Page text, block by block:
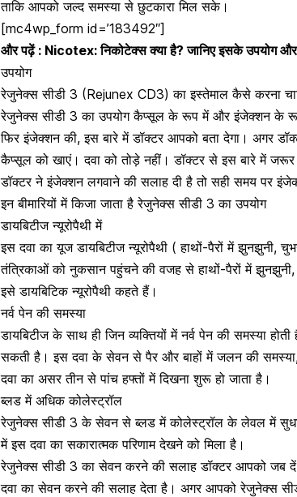
ताकि आपको जल्द समस्या से छुटकारा मिल सके।
[mc4wp_form id=’183492″]
और पढ़ें : Nicotex: निकोटेक्स क्या है? जानिए इसके उपयोग
उपयोग
रेजुनेक्स सीडी 3 (Rejunex CD3) का इस्तेमाल कैसे करना
रेजुनेक्स सीडी 3 का उपयोग कैप्सूल के रूप में और इंजेक्शन के
फिर इंजेक्शन की, इस बारे में डॉक्टर आपको बता देगा। अगर
कैप्सूल को खाएं। दवा को तोड़े नहीं। डॉक्टर से इस बारे में
डॉक्टर ने इंजेक्शन लगवाने की सलाह दी है तो सही समय पर
इन बीमारियों में किजा जाता है रेजुनेक्स सीडी 3 का उपयोग
डायबिटीज न्यूरोपैथी में
इस दवा का यूज डायबिटीज न्यूरोपैथी ( हाथों-पैरों में झुनझुनी,
तंत्रिकाओं को नुकसान पहुंचने की वजह से हाथों-पैरों में
इसे डायबिटिक न्यूरोपैथी कहते हैं।
नर्व पेन की समस्या
डायबिटीज के साथ ही जिन व्यक्तियों में नर्व पेन की समस्या
सकती है। इस दवा के सेवन से पैर और बाहों में जलन की
दवा का असर तीन से पांच हफ्तों में दिखना शुरू हो जाता है।
ब्लड में अधिक कोलेस्ट्रॉल
रेजुनेक्स सीडी 3 के सेवन से ब्लड मेंकोलेस्ट्रॉल के लेवल में
में इस दवा का सकारात्मक परिणाम देखने को मिला है।
रेजुनेक्स सीडी 3 का सेवन करने की सलाह डॉक्टर आपको जब दें,
दवा का सेवन करने की सलाह देता है। अगर आपको रेजुनेक्स